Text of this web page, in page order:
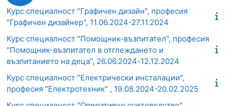
Курс специалност "Графичен дизайн", професия
"Графичен дизайнер", 11.06.2024-27.11.2024
Курс специалност "Помощник-възпитател", професия
"Помощник-възпитател в отглеждането и
възпитанието на деца", 26.06.2024-12.12.2024
Курс специалност "Електрически инсталации",
професия "Електротехник" , 19.08.2024-20.02.2025